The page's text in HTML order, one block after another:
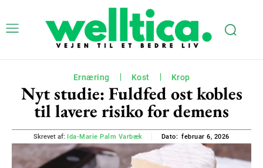
Ernæring Kost Krop
Nyt studie: Fuldfed ost kobles
til lavere risiko for demens
Skrevet af: Ida-Marie Palm Varbæk Dato: februar 6, 2026